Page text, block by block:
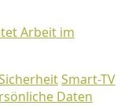
Arbeit im
Smart-TV
Daten